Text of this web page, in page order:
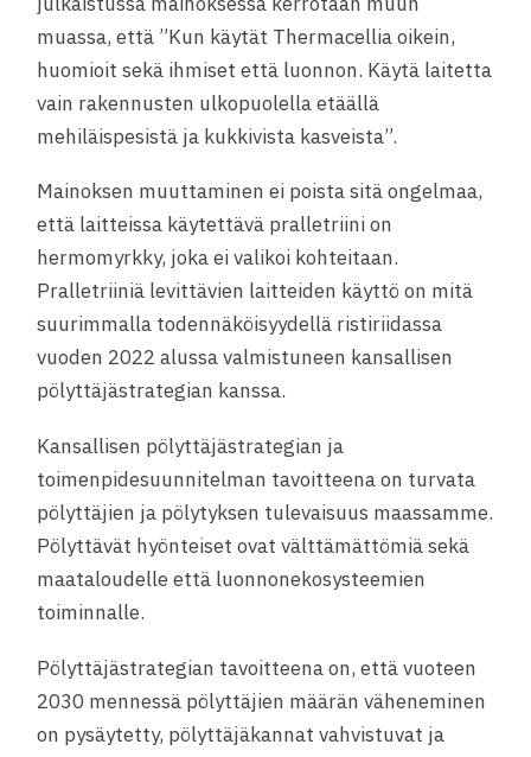
muassa, että ”Kun käytät Thermacellia oikein,
huomioit sekä ihmiset että luonnon. Käytä laitetta
vain rakennusten ulkopuolella etäällä
mehiläispesistä ja kukkivista kasveista”.
Mainoksen muuttaminen ei poista sitä ongelmaa,
että laitteissa käytettävä pralletriini on
hermomyrkky, joka ei valikoi kohteitaan.
Pralletriiniä levittävien laitteiden käyttö on mitä
suurimmalla todennäköisyydellä ristiriidassa
vuoden 2022 alussa valmistuneen kansallisen
pölyttäjästrategian kanssa.
Kansallisen pölyttäjästrategian ja
toimenpidesuunnitelman tavoitteena on turvata
pölyttäjien ja pölytyksen tulevaisuus maassamme.
Pölyttävät hyönteiset ovat välttämättömiä sekä
maataloudelle että luonnonekosysteemien
toiminnalle.
Pölyttäjästrategian tavoitteena on, että vuoteen
2030 mennessä pölyttäjien määrän väheneminen
on pysäytetty, pölyttäjäkannat vahvistuvat ja